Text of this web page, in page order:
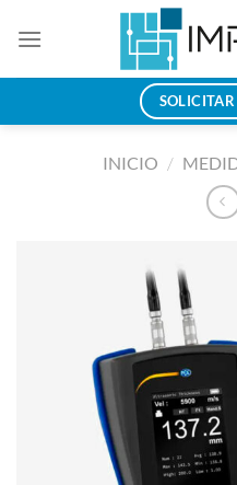
INICIO /